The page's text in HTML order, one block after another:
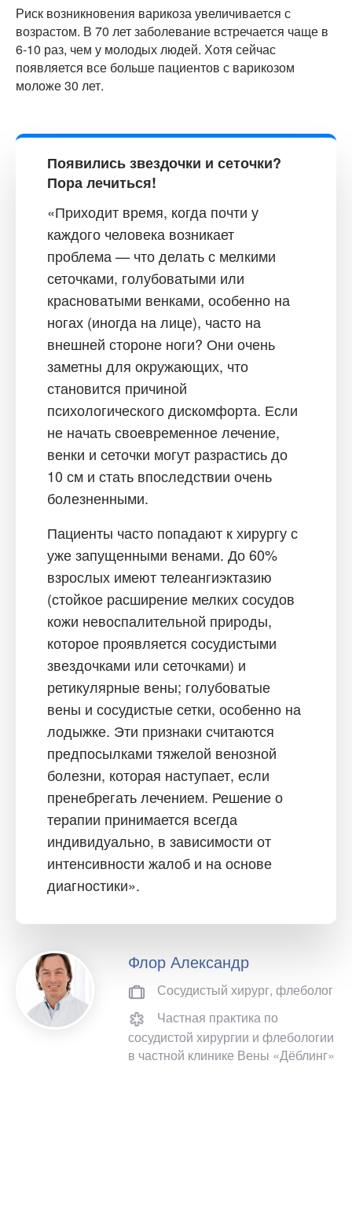
Риск возникновения варикоза увеличивается с
возрастом. В 70 лет заболевание встречается чаще в
6-10 раз, чем у молодых людей. Хотя сейчас
появляется все больше пациентов с варикозом
моложе 30 лет.
Появились звездочки и сеточки?
Пора лечиться!
«Приходит время, когда почти у
каждого человека возникает
проблема — что делать с мелкими
сеточками, голубоватыми или
красноватыми венками, особенно на
ногах (иногда на лице), часто на
внешней стороне ноги? Они очень
заметны для окружающих, что
становится причиной
психологического дискомфорта. Если
не начать своевременное лечение,
венки и сеточки могут разрастись до
10 см и стать впоследствии очень
болезненными.
Пациенты часто попадают к хирургу с
уже запущенными венами. До 60%
взрослых имеют телеангиэктазию
(стойкое расширение мелких сосудов
кожи невоспалительной природы,
которое проявляется сосудистыми
звездочками или сеточками) и
ретикулярные вены; голубоватые
вены и сосудистые сетки, особенно на
лодыжке. Эти признаки считаются
предпосылками тяжелой венозной
болезни, которая наступает, если
пренебрегать лечением. Решение о
терапии принимается всегда
индивидуально, в зависимости от
интенсивности жалоб и на основе
диагностики».
Флор Александр
Сосудистый хирург, флеболог
Частная практика по
сосудистой хирургии и флебологии
в частной клинике Вены «Дёблинг»